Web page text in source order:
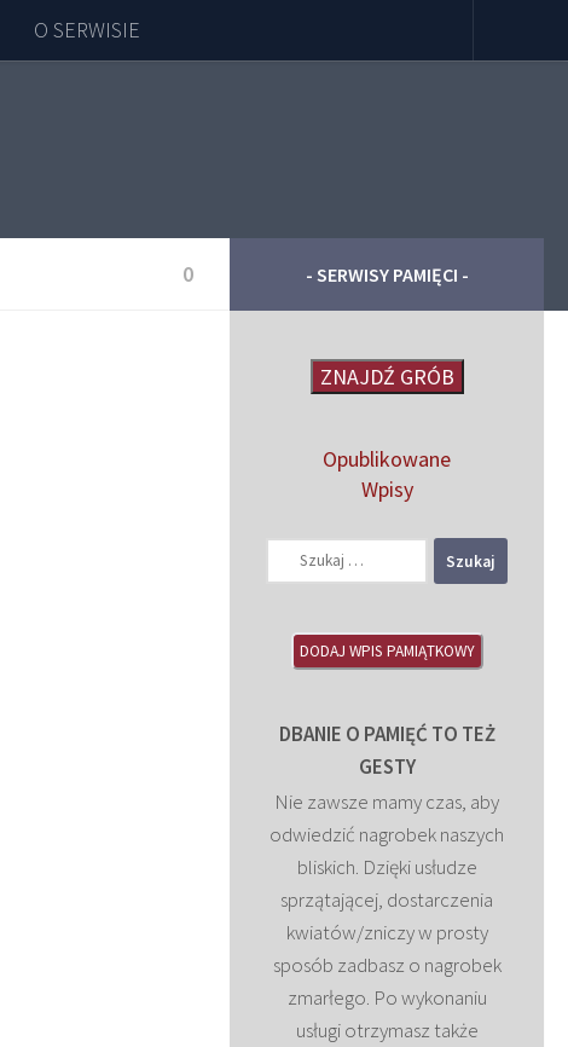
O SERWISIE
0 - SERWISY PAMIĘCI -
ZNAJDŹ GRÓB
Opublikowane
Wpisy
DODAJ WPIS PAMIĄTKOWY
DBANIE O PAMIĘĆ TO TEŻ
GESTY
Nie zawsze mamy czas, aby
odwiedzić nagrobek naszych
bliskich. Dzięki usłudze
sprzątającej, dostarczenia
kwiatów/zniczy w prosty
sposób zadbasz o nagrobek
zmarłego. Po wykonaniu
usługi otrzymasz także